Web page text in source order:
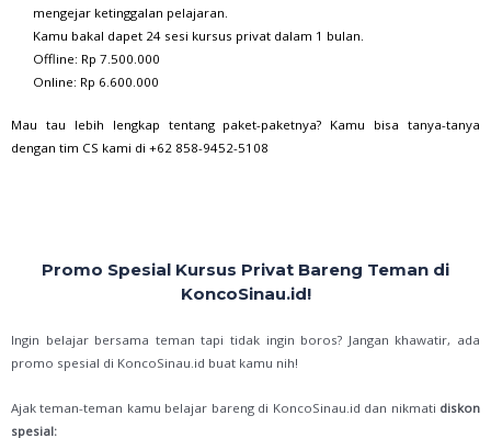
mengejar ketinggalan pelajaran.
Kamu bakal dapet 24 sesi kursus privat dalam 1 bulan.
Offline: Rp 7.500.000
Online: Rp 6.600.000
Mau tau lebih lengkap tentang paket-paketnya? Kamu bisa tanya-tanya
dengan tim CS kami di +62 858-9452-5108
Promo Spesial Kursus Privat Bareng Teman di
KoncoSinau.id!
Ingin belajar bersama teman tapi tidak ingin boros? Jangan khawatir, ada
promo spesial di KoncoSinau.id buat kamu nih!
Ajak teman-teman kamu belajar bareng di KoncoSinau.id dan nikmati diskon
spesial: